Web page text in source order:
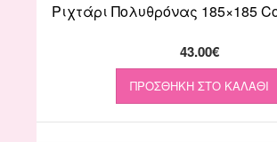
Ριχτάρι Πολυθρόνας 185×185
43.00€
ΠΡΟΣΘΉΚΗ ΣΤΟ ΚΑΛΆΘΙ